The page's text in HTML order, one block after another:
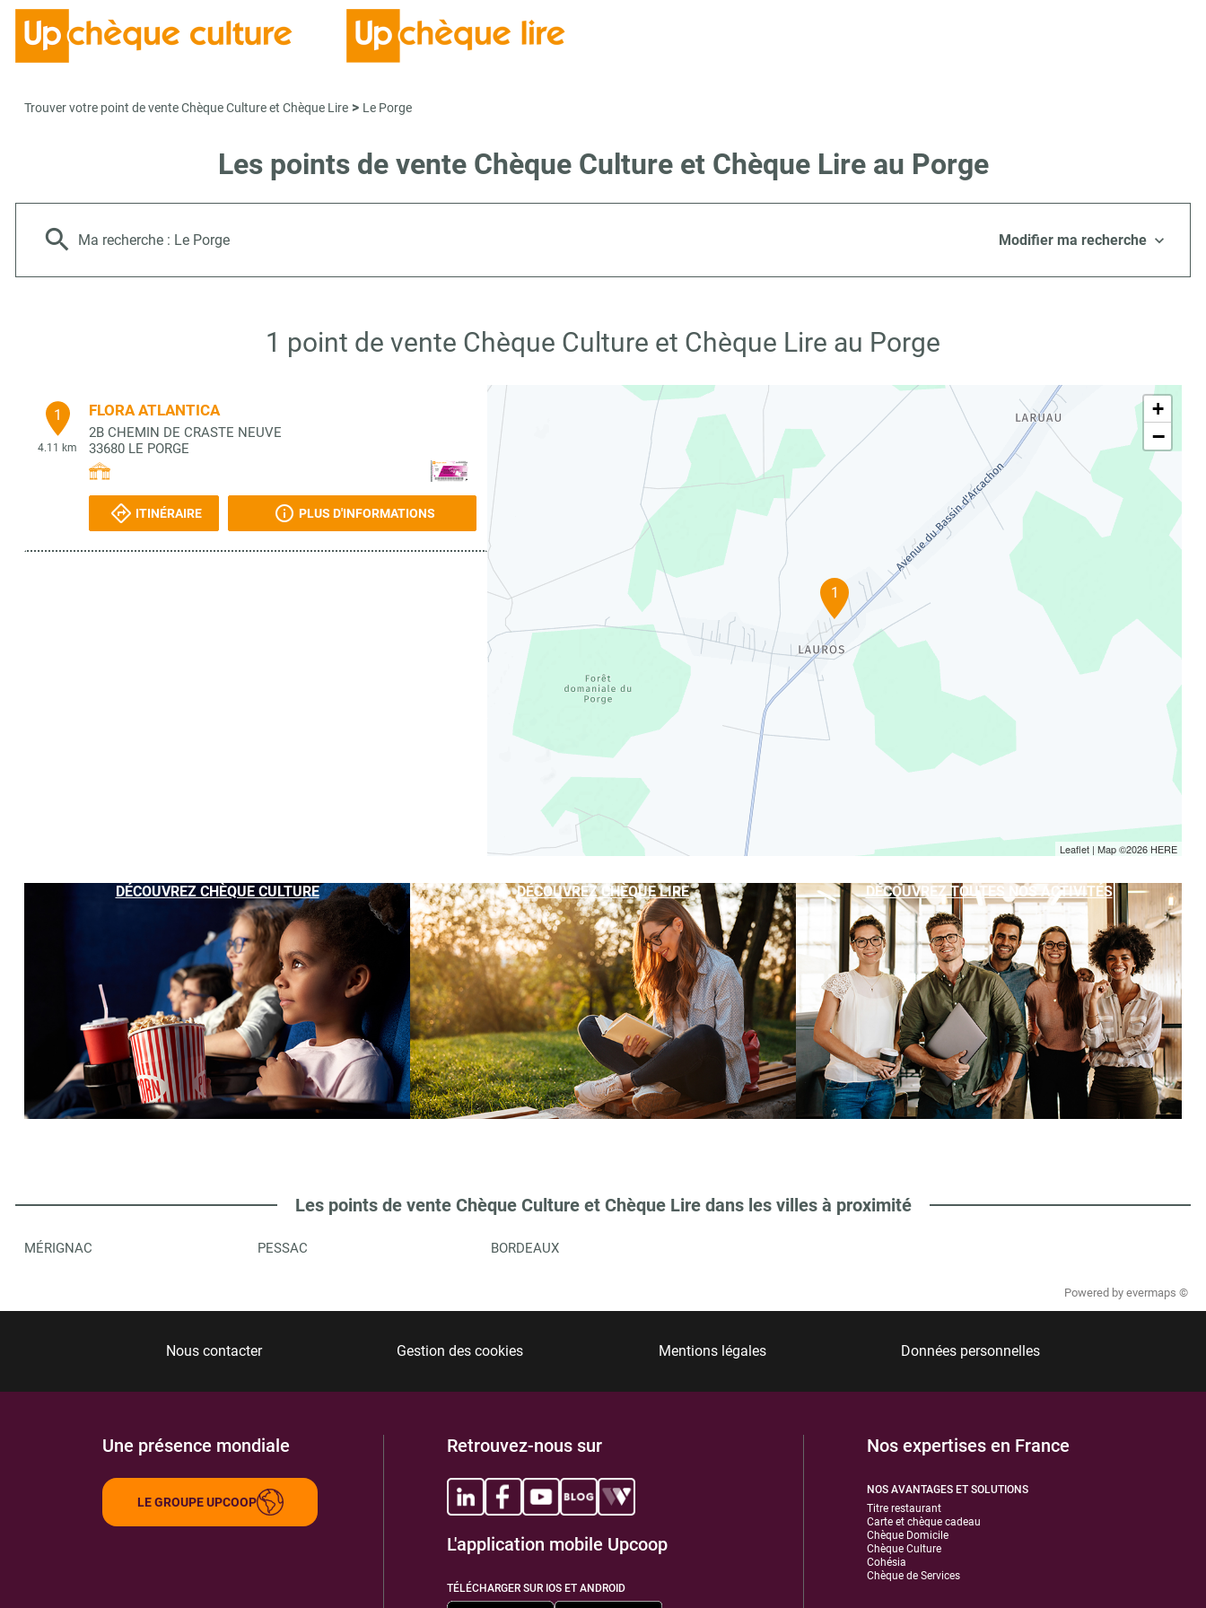
Trouver votre point de vente Chèque Culture et Chèque Lire > Le Porge
Les points de vente Chèque Culture et Chèque Lire au Porge
Ma recherche : Le Porge Modifier ma recherche
1 point de vente Chèque Culture et Chèque Lire au Porge
1
4.11 km
FLORA ATLANTICA
2B CHEMIN DE CRASTE NEUVE
33680 LE PORGE
ITINÉRAIRE PLUS D'INFORMATIONS
1
+
−
Leaflet | Map ©2026 HERE
DÉCOUVREZ CHÈQUE CULTURE DÉCOUVREZ CHÈQUE LIRE DÉCOUVREZ TOUTES NOS ACTIVITÉS
Les points de vente Chèque Culture et Chèque Lire dans les villes à proximité
MÉRIGNAC PESSAC BORDEAUX
Powered by evermaps ©
Nous contacter Gestion des cookies Mentions légales Données personnelles
Une présence mondiale
LE GROUPE UPCOOP
Retrouvez-nous sur
L'application mobile Upcoop
TÉLÉCHARGER SUR IOS ET ANDROID
Nos expertises en France
NOS AVANTAGES ET SOLUTIONS
Titre restaurant
Carte et chèque cadeau
Chèque Domicile
Chèque Culture
Cohésia
Chèque de Services